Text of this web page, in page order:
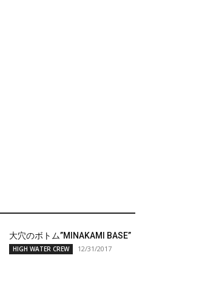
大穴のボトム”MINAKAMI BASE”
HIGH WATER CREW 12/31/2017